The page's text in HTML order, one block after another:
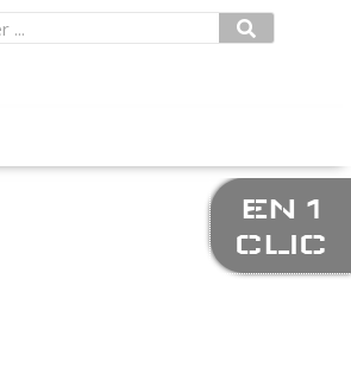
EN 1
CLIC